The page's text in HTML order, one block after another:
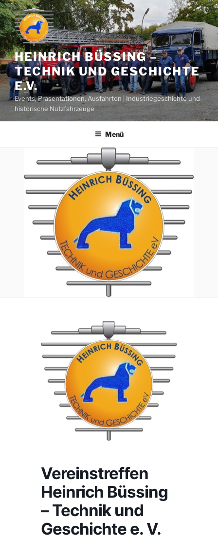
Zum
Inhalt
springen
HEINRICH BÜSSING –
TECHNIK UND GESCHICHTE
E.V.
Events, Präsentationen, Ausfahrten | Industriegeschichte und
historische Nutzfahrzeuge
Menü
Vereinstreffen
Heinrich Büssing
– Technik und
Geschichte e. V.